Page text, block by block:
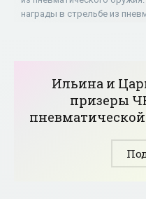
награды в стрельбе из
Ильина и
призеры